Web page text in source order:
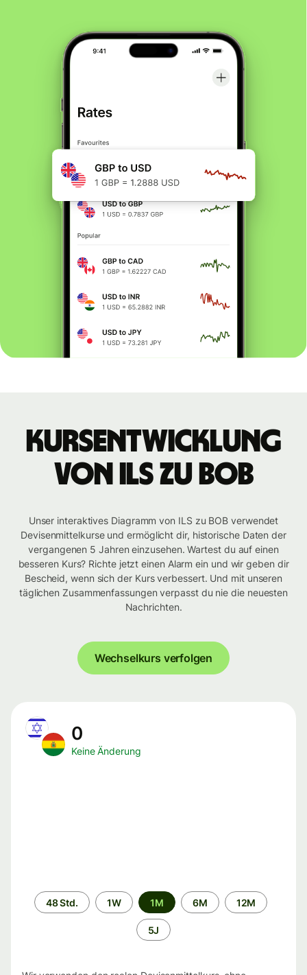
Kursentwicklung
von ILS zu BOB
Unser interaktives Diagramm von ILS zu BOB verwendet
Devisenmittelkurse und ermöglicht dir, historische Daten der
vergangenen 5 Jahren einzusehen. Wartest du auf einen
besseren Kurs? Richte jetzt einen Alarm ein und wir geben dir
Bescheid, wenn sich der Kurs verbessert. Und mit unseren
täglichen Zusammenfassungen verpasst du nie die neuesten
Nachrichten.
Wechselkurs verfolgen
0
Keine Änderung
Zeitraum
48 Std. 1W 1M 6M 12M
5J